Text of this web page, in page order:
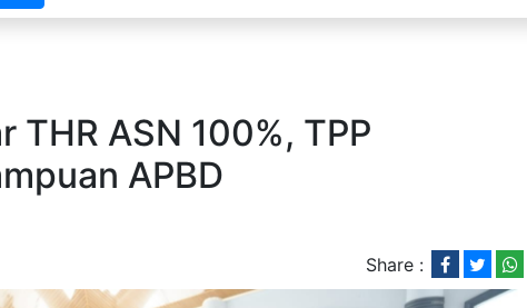
THR ASN 100%, TPP
APBD
Share :